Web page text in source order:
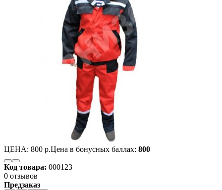
ЦЕНА: 800 р.Цена в бонусных баллах: 800
Код товара: 000123
0 отзывов
Предзаказ